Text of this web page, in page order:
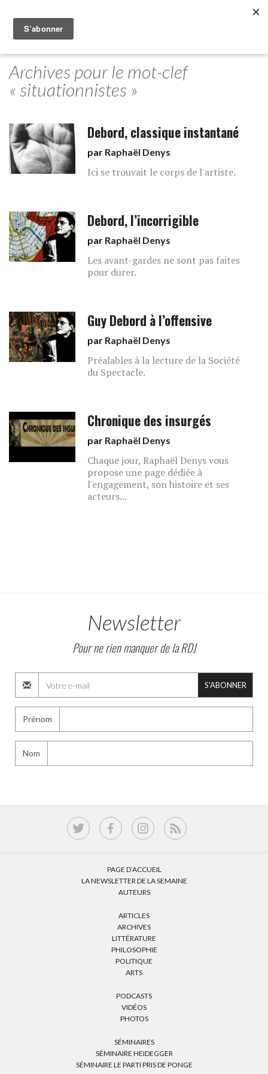
Archives pour le mot-clef
« situationnistes »
Debord, classique instantané
par Raphaël Denys
Ici se trouvait le corps de l'artiste.
Debord, l’incorrigible
par Raphaël Denys
Les avant-gardes ne sont pas faites
pour durer.
Guy Debord à l’offensive
par Raphaël Denys
Préalables à la lecture de la Société
du Spectacle.
Chronique des insurgés
par Raphaël Denys
Chaque jour, Raphaël Denys vous
propose une page dédiée à
l'engagement, son histoire et ses
acteurs...
Newsletter
Pour ne rien manquer de la RDJ
S'ABONNER
Prénom
Nom
PAGE D’ACCUEIL
LA NEWSLETTER DE LA SEMAINE
AUTEURS
ARTICLES
ARCHIVES
LITTÉRATURE
PHILOSOPHIE
POLITIQUE
ARTS
PODCASTS
VIDÉOS
PHOTOS
SÉMINAIRES
SÉMINAIRE HEIDEGGER
SÉMINAIRE LE PARTI PRIS DE PONGE